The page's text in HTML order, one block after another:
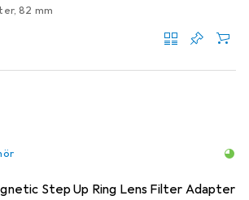
82 mm
Step Up Ring Lens Filter Adapter